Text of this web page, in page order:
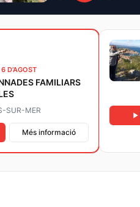
D’AGOST
FAMILIARS
SUR-MER
Més informació